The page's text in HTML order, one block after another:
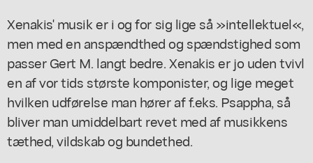
Xenakis' musik er i og for sig lige så »intellektuel«,
men med en anspændthed og spændstighed som
passer Gert M. langt bedre. Xenakis er jo uden tvivl
en af vor tids største komponister, og lige meget
hvilken udførelse man hører af f.eks. Psappha, så
bliver man umiddelbart revet med af musikkens
tæthed, vildskab og bundethed.